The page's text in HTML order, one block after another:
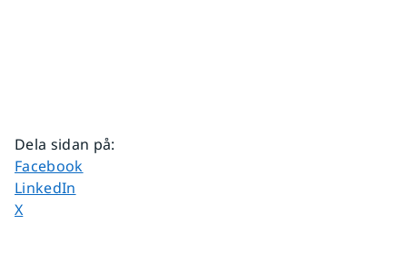
Dela sidan på:
Dela sidan på
Facebook
Dela sidan på
LinkedIn
Dela sidan på
X